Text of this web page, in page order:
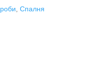
,Спалня